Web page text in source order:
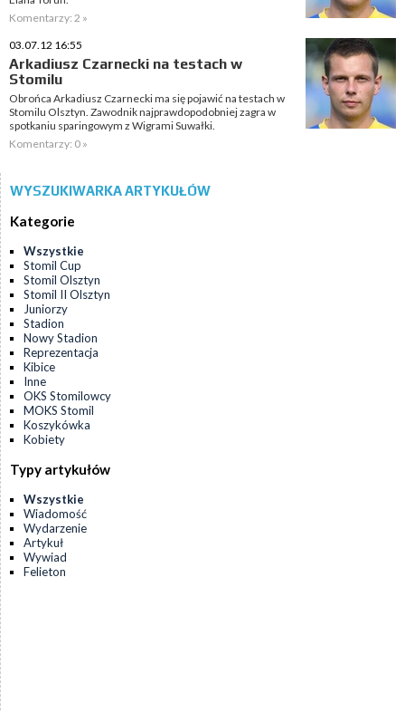
Komentarzy: 2 »
03.07.12 16:55
Arkadiusz Czarnecki na testach w
Stomilu
Obrońca Arkadiusz Czarnecki ma się pojawić na testach w
Stomilu Olsztyn. Zawodnik najprawdopodobniej zagra w
spotkaniu sparingowym z Wigrami Suwałki.
Komentarzy: 0 »
WYSZUKIWARKA ARTYKUŁÓW
Kategorie
Wszystkie
Stomil Cup
Stomil Olsztyn
Stomil II Olsztyn
Juniorzy
Stadion
Nowy Stadion
Reprezentacja
Kibice
Inne
OKS Stomilowcy
MOKS Stomil
Koszykówka
Kobiety
Typy artykułów
Wszystkie
Wiadomość
Wydarzenie
Artykuł
Wywiad
Felieton